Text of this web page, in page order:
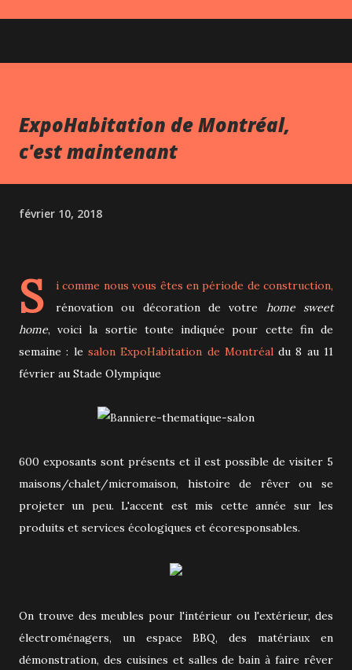
ExpoHabitation de Montréal,
c'est maintenant
février 10, 2018
S
i comme nous vous êtes en période de construction,
rénovation ou décoration de votre home sweet
home, voici la sortie toute indiquée pour cette fin de
semaine : le salon ExpoHabitation de Montréaldu 8 au 11
février au Stade Olympique
600 exposants sont présents et il est possible de visiter 5
maisons/chalet/micromaison, histoire de rêver ou se
projeter un peu. L'accent est mis cette année sur les
produits et services écologiques et écoresponsables.
On trouve des meubles pour l'intérieur ou l'extérieur, des
électroménagers, un espace BBQ, des matériaux en
démonstration, des cuisines et salles de bain à faire rêver